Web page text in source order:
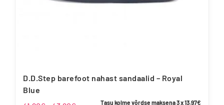
D.D.Step barefoot nahast sandaalid – Royal
Blue
Tasu kolme võrdse maksena 3 x13.97€